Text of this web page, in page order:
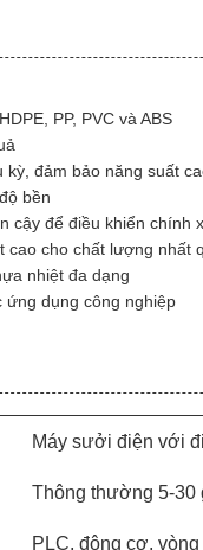
PP, PVC và ABS
đảm bảo năng suất
bền
cậy để điều khiển chính
cho chất lượng nhất
nhiệt đa dạng
ứng dụng công nghiệp
Máy sưởi điện với
Thông thường 5-30
PLC, động cơ,